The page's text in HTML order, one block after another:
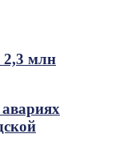
2,3 млн